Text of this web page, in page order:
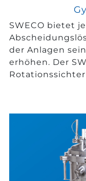
SWECO bietet
der Anlagen
erhöhen. Der